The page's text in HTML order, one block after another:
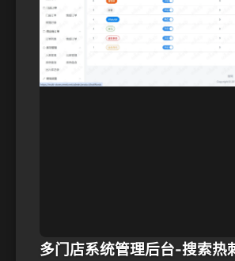
多门店系统管理后台-搜索热